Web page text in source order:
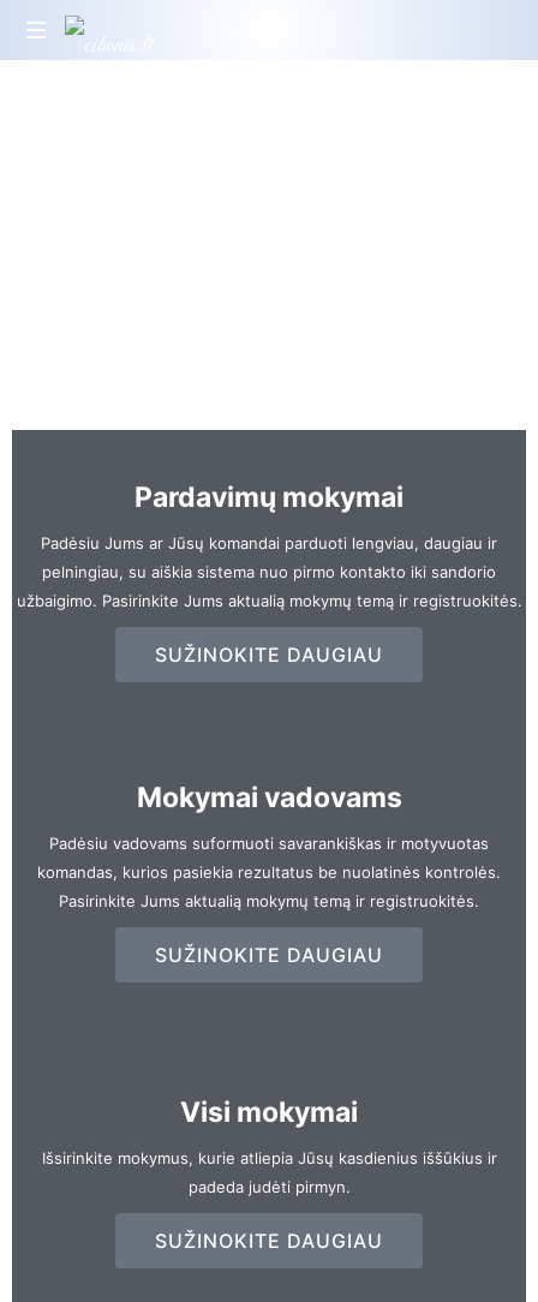
Pardavimų mokymai
Padėsiu Jums ar Jūsų komandai parduoti lengviau, daugiau ir
pelningiau, su aiškia sistema nuo pirmo kontakto iki sandorio
užbaigimo. Pasirinkite Jums aktualią mokymų temą ir registruokitės.
SUŽINOKITE DAUGIAU
Mokymai vadovams
Padėsiu vadovams suformuoti savarankiškas ir motyvuotas
komandas, kurios pasiekia rezultatus be nuolatinės kontrolės.
Pasirinkite Jums aktualią mokymų temą ir registruokitės.
SUŽINOKITE DAUGIAU
Visi mokymai
Išsirinkite mokymus, kurie atliepia Jūsų kasdienius iššūkius ir
padeda judėti pirmyn.
SUŽINOKITE DAUGIAU